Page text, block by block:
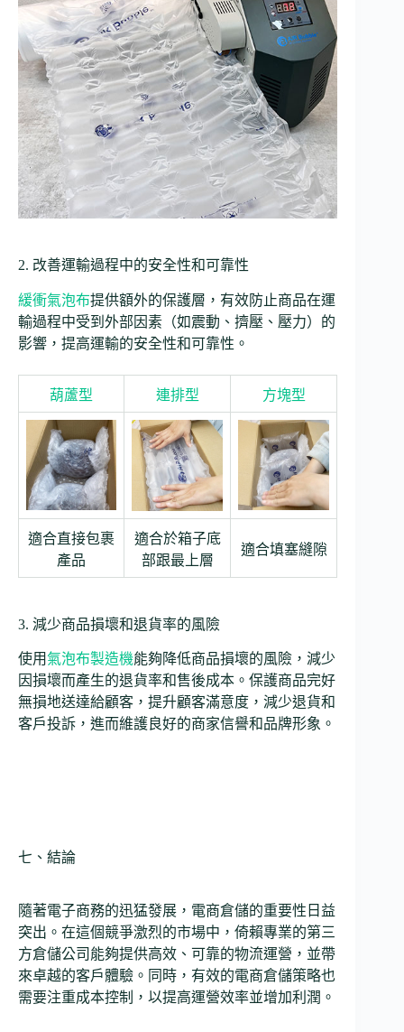
2. 改善運輸過程中的安全性和可靠性
緩衝氣泡布提供額外的保護層，有效防止商品在運
輸過程中受到外部因素（如震動、擠壓、壓力）的
影響，提高運輸的安全性和可靠性。
葫蘆型 連排型 方塊型
適合直接包裹
產品
適合於箱子底
部跟最上層
適合填塞縫隙
3. 減少商品損壞和退貨率的風險
使用氣泡布製造機能夠降低商品損壞的風險，減少
因損壞而產生的退貨率和售後成本。保護商品完好
無損地送達給顧客，提升顧客滿意度，減少退貨和
客戶投訴，進而維護良好的商家信譽和品牌形象。
七、結論
隨著電子商務的迅猛發展，電商倉儲的重要性日益
突出。在這個競爭激烈的市場中，倚賴專業的第三
方倉儲公司能夠提供高效、可靠的物流運營，並帶
來卓越的客戶體驗。同時，有效的電商倉儲策略也
需要注重成本控制，以提高運營效率並增加利潤。